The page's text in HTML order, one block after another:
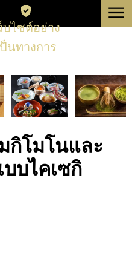
โตเกียว
เกี่ยวกับ
บไซต์อย่าง
นทางการ
menu
กิโมโนและ
บไคเซกิ